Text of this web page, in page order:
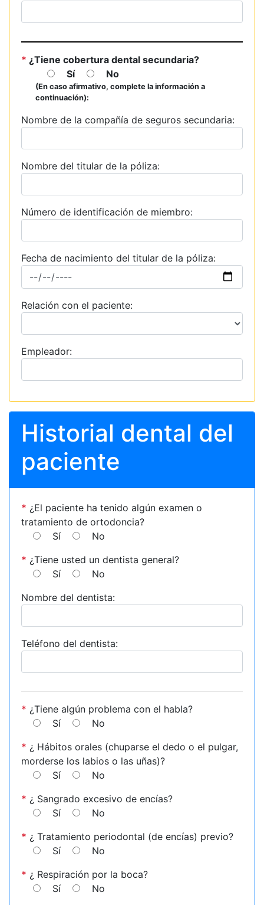
* ¿Tiene cobertura dental secundaria?
Sí
No
(En caso afirmativo, complete la información a
continuación):
Nombre de la compañía de seguros secundaria:
Nombre del titular de la póliza:
Número de identificación de miembro:
Fecha de nacimiento del titular de la póliza:
Relación con el paciente:
Empleador:
Historial dental del
paciente
* ¿El paciente ha tenido algún examen o
tratamiento de ortodoncia?
Sí
No
* ¿Tiene usted un dentista general?
Sí
No
Nombre del dentista:
Teléfono del dentista:
* ¿Tiene algún problema con el habla?
Sí
No
* ¿ Hábitos orales (chuparse el dedo o el pulgar,
morderse los labios o las uñas)?
Sí
No
* ¿ Sangrado excesivo de encías?
Sí
No
* ¿ Tratamiento periodontal (de encías) previo?
Sí
No
* ¿ Respiración por la boca?
Sí
No